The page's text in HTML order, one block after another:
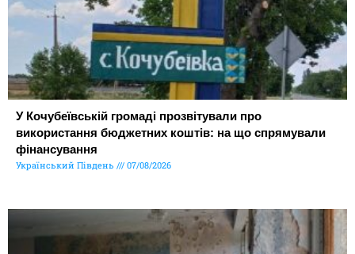
У Кочубеївській громаді прозвітували про
використання бюджетних коштів: на що спрямували
фінансування
Український Південь 07/08/2026